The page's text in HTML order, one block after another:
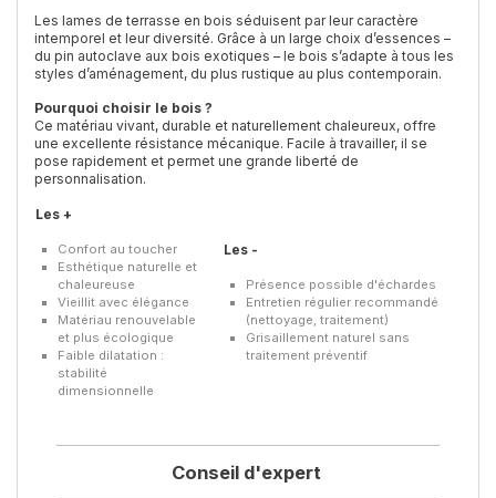
Les lames de terrasse en bois séduisent par leur caractère
intemporel et leur diversité. Grâce à un large choix d’essences –
du pin autoclave aux bois exotiques – le bois s’adapte à tous les
styles d’aménagement, du plus rustique au plus contemporain.
Pourquoi choisir le bois ?
Ce matériau vivant, durable et naturellement chaleureux, offre
une excellente résistance mécanique. Facile à travailler, il se
pose rapidement et permet une grande liberté de
personnalisation.
Les +
Confort au toucher
Esthétique naturelle et
chaleureuse
Vieillit avec élégance
Matériau renouvelable
et plus écologique
Faible dilatation :
stabilité
dimensionnelle
Les -
Présence possible d'échardes
Entretien régulier recommandé
(nettoyage, traitement)
Grisaillement naturel sans
traitement préventif
Conseil d'expert